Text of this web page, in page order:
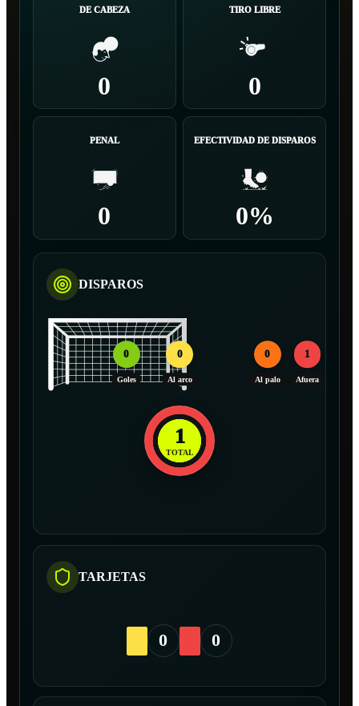
DE CABEZA
0
TIRO LIBRE
0
PENAL
0
EFECTIVIDAD DE DISPAROS
0%
DISPAROS
0
Goles
0
Al arco
0
Al palo
1
Afuera
1
TOTAL
TARJETAS
0 0